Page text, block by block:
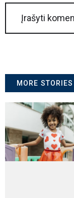
MORE STORIES